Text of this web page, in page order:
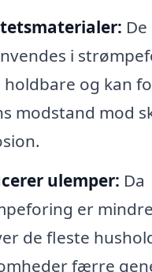
i
holdbare og kan
modstand mod
ulemper: Da
er
de fleste
færre